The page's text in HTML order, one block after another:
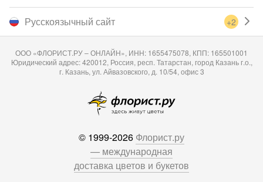
Русскоязычный сайт +2
ООО «ФЛОРИСТ.РУ – ОНЛАЙН», ИНН: 1655475078, КПП: 165501001
Юридический адрес: 420012, Россия, респ. Татарстан, город Казань г.о.,
г. Казань, ул. Айвазовского, д. 10/54, офис 3
© 1999-2026 Флорист.ру
— международная
доставка цветов и букетов